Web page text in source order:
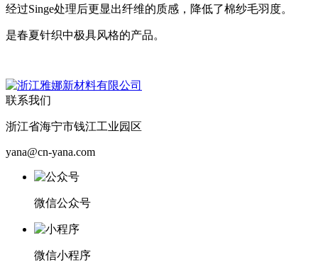
经过Singe处理后更显出纤维的质感，降低了棉纱毛羽度。
是春夏针织中极具风格的产品。
联系我们
浙江省海宁市钱江工业园区
yana@cn-yana.com
微信公众号
微信小程序